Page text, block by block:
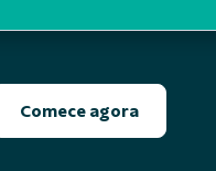
Comece agora